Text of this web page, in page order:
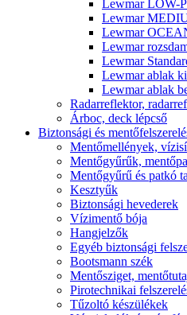
Lewmar LOW-
Lewmar
Lewmar
Lewmar
Lewmar
Lewmar ablak
Lewmar ablak
Radarreflektor,
Árboc, deck lépcső
Biztonsági és
Mentőmellények,
Mentőgyűrűk,
Mentőgyűrű és patkó
Kesztyűk
Biztonsági hevederek
Vízimentő bója
Hangjelzők
Egyéb biztonsági
Bootsmann szék
Mentősziget,
Pirotechnikai
Tűzoltó készülékek